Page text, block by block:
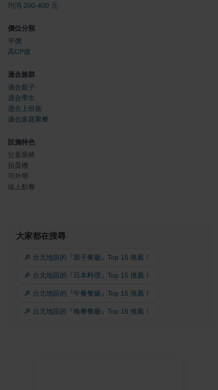
均消 200-400 元
價位分類
平價
高CP值
適合族群
適合親子
適合學生
適合上班族
適合家庭聚餐
設施特色
兒童座椅
扭蛋機
可外帶
線上點餐
大家都在搜尋
🔎 台北地區的『親子餐廳』Top 15 推薦！
🔎 台北地區的『日本料理』Top 15 推薦！
🔎 台北地區的『午餐餐廳』Top 15 推薦！
🔎 台北地區的『晚餐餐廳』Top 15 推薦！